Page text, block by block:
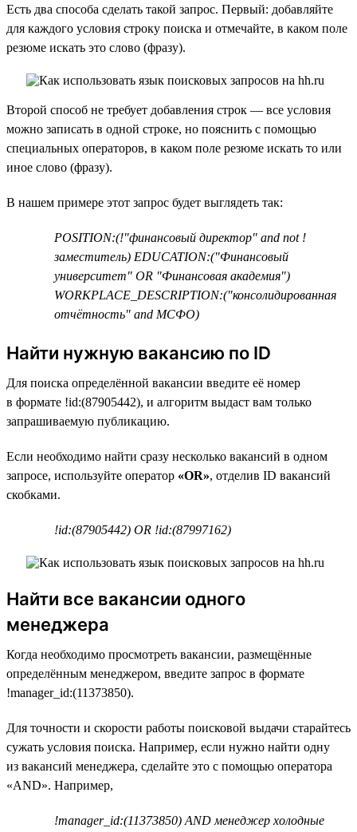
Есть два способа сделать такой запрос. Первый: добавляйте
для каждого условия строку поиска и отмечайте, в каком поле
резюме искать это слово (фразу).
Второй способ не требует добавления строк — все условия
можно записать в одной строке, но пояснить с помощью
специальных операторов, в каком поле резюме искать то или
иное слово (фразу).
В нашем примере этот запрос будет выглядеть так:
POSITION:(!"финансовый директор" and not !
заместитель) EDUCATION:("Финансовый
университет" OR "Финансовая академия")
WORKPLACE_DESCRIPTION:("консолидированная
отчётность" and МСФО)
Найти нужную вакансию по ID
Для поиска определённой вакансии введите её номер
в формате !id:(87905442), и алгоритм выдаст вам только
запрашиваемую публикацию.
Если необходимо найти сразу несколько вакансий в одном
запросе, используйте оператор «OR», отделив ID вакансий
скобками.
!id:(87905442) OR !id:(87997162)
Найти все вакансии одного
менеджера
Когда необходимо просмотреть вакансии, размещённые
определённым менеджером, введите запрос в формате
!manager_id:(11373850).
Для точности и скорости работы поисковой выдачи старайтесь
сужать условия поиска. Например, если нужно найти одну
из вакансий менеджера, сделайте это с помощью оператора
«AND». Например,
!manager_id:(11373850) AND менеджер холодные